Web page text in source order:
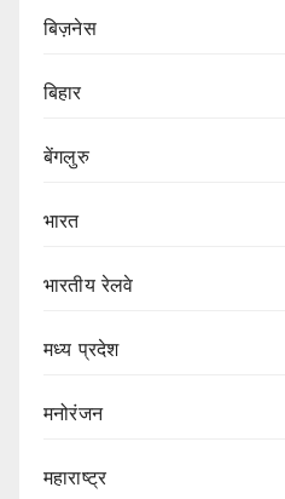
बिज़नेस
बिहार
बेंगलुरु
भारत
भारतीय रेलवे
मध्य प्रदेश
मनोरंजन
महाराष्ट्र